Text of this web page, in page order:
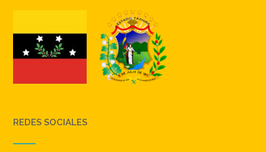
REDES SOCIALES